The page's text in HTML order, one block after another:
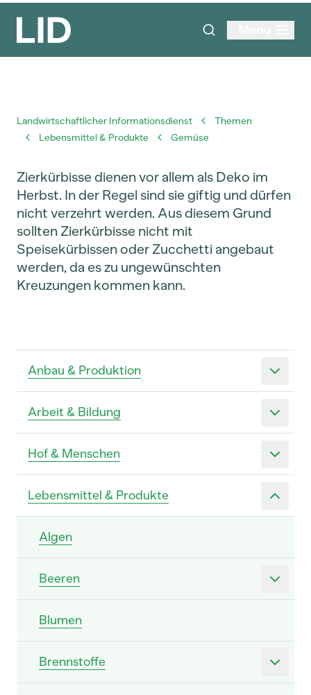
Anbau & Produktion
Arbeit & Bildung
Hof & Menschen
Lebensmittel & Produkte
Algen
Beeren
Blumen
Brennstoffe
Landwirtschaftlicher Informationsdienst
Themen
Lebensmittel & Produkte
Gemüse
Zierkürbisse dienen vor allem als Deko im
Herbst. In der Regel sind sie giftig und dürfen
nicht verzehrt werden. Aus diesem Grund
sollten Zierkürbisse nicht mit
Speisekürbissen oder Zucchetti angebaut
werden, da es zu ungewünschten
Kreuzungen kommen kann.